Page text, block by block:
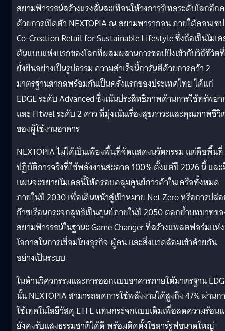
สยามพิวรรธน์สร้างแรงสั่นสะเทือนให้วงการรีเทลระดับโลกอีก
ด้วยการเปิดตัว NEXTOPIA ณ สยามพารากอน ภายใต้คอนเซ
Co-Creation Retail for Sustainable Lifestyle ซึ่งถือเป็นโมเ
ต้นแบบแห่งแรกของโลกที่ผสมผสานการชอปปิงเข้ากับวิถีชีวิตที่
ยั่งยืนอย่างเป็นรูปธรรม ความสำเร็จนี้การันตีด้วยการคว้า 2
มาตรฐานสากลพร้อมกันเป็นครั้งแรกของประเทศไทย ได้แก่
EDGE ระดับ Advanced ซึ่งเน้นประสิทธิภาพด้านการใช้ทรัพย
และ Fitwel ระดับ 2 ดาว ที่มุ่งเน้นเรื่องสุขภาวะและคุณภาพชีวิ
ของผู้ใช้งานอาคาร
NEXTOPIA ไม่ได้เป็นเพียงพื้นที่จัดแสดงนวัตกรรม แต่คือพื้นที่
ปฏิบัติการจริงที่ใช้พลังงานสะอาด 100% ตั้งแต่ปี 2026 นี้ แล
แผนจะขยายโมเดลนี้ให้ครอบคลุมศูนย์การค้าในเครือทั้งหมด
ภายในปี 2030 เพื่อเดินหน้าสู่เป้าหมาย Net Zero หรือการปล่
ก๊าซเรือนกระจกสุทธิเป็นศูนย์ภายในปี 2050 ตอกย้ำบทบาทข
สยามพิวรรธน์ในฐานะ Game Changer ที่สร้างแพลตฟอร์มแห่ง
โอกาสในการเชื่อมโยงธุรกิจ ผู้คน และสิ่งแวดล้อมเข้าด้วยกัน
อย่างเป็นระบบ
ในด้านวิศวกรรมและการออกแบบอาคารภายใต้มาตรฐาน
นั้น NEXTOPIA สามารถลดการใช้พลังงานได้สูงถึง 47% ผ่านก
ใช้เทคโนโลยีวัสดุ ETFE แทนกระจกแบบเดิมเพื่อลดความร้อน
ยังคงรับแสงธรรมชาติได้ดี พร้อมติดตั้งโซลาร์รูฟขนาดใหญ่